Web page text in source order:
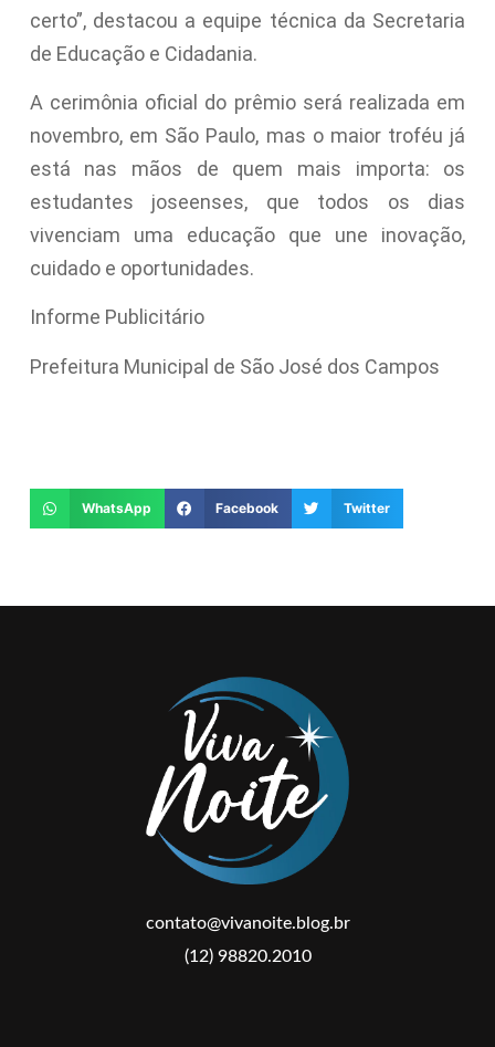
certo”, destacou a equipe técnica da Secretaria
de Educação e Cidadania.
A cerimônia oficial do prêmio será realizada em
novembro, em São Paulo, mas o maior troféu já
está nas mãos de quem mais importa: os
estudantes joseenses, que todos os dias
vivenciam uma educação que une inovação,
cuidado e oportunidades.
Informe Publicitário
Prefeitura Municipal de São José dos Campos
WhatsApp Facebook Twitter
contato@vivanoite.blog.br
(12) 98820.2010